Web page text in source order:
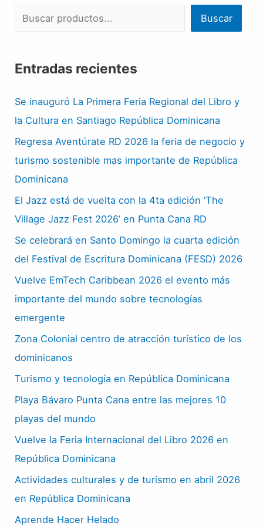
Buscar
Entradas recientes
Se inauguró La Primera Feria Regional del Libro y
la Cultura en Santiago República Dominicana
Regresa Aventúrate RD 2026 la feria de negocio y
turismo sostenible mas importante de República
Dominicana
El Jazz está de vuelta con la 4ta edición ‘The
Village Jazz Fest 2026’ en Punta Cana RD
Se celebrará en Santo Domingo la cuarta edición
del Festival de Escritura Dominicana (FESD) 2026
Vuelve EmTech Caribbean 2026 el evento más
importante del mundo sobre tecnologías
emergente
Zona Colonial centro de atracción turístico de los
dominicanos
Turismo y tecnología en República Dominicana
Playa Bávaro Punta Cana entre las mejores 10
playas del mundo
Vuelve la Feria Internacional del Libro 2026 en
República Dominicana
Actividades culturales y de turismo en abril 2026
en República Dominicana
Aprende Hacer Helado